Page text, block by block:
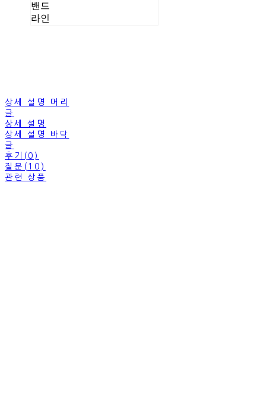
밴드
라인
상세 설명 머리
글
상세 설명
상세 설명 바닥
글
후기(0)
질문(10)
관련 상품